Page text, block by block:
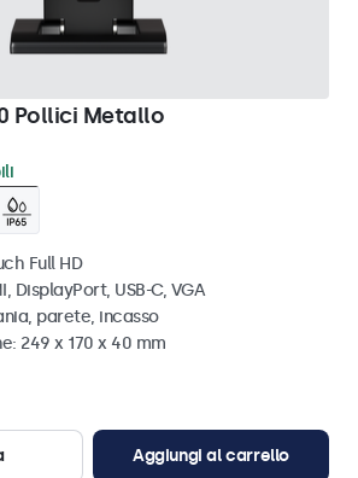
Pollici Metallo
Full HD
DisplayPort, USB-C, VGA
parete, incasso
249 x 170 x 40 mm
Aggiungi al carrello